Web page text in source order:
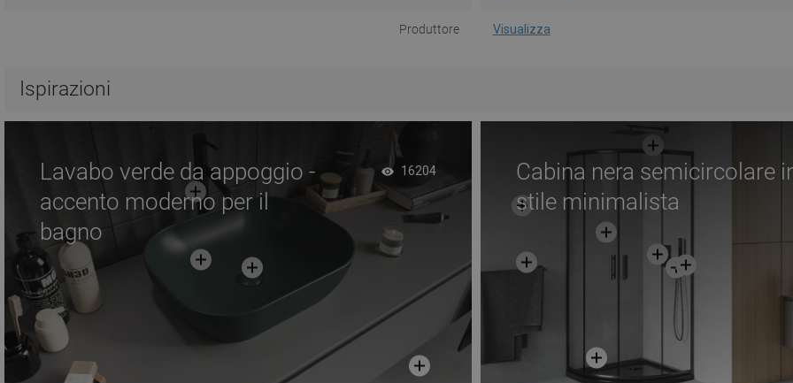
Produttore Visualizza
Ispirazioni
Lavabo verde da appoggio -
accento moderno per il
bagno
16204
Cabina nera semicircolare
stile minimalista